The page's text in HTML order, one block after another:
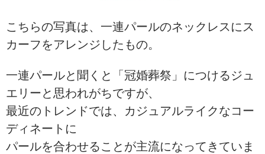
こちらの写真は、一連パールのネックレスにス
カーフをアレンジしたもの。
一連パールと聞くと「冠婚葬祭」につけるジュ
エリーと思われがちですが、
最近のトレンドでは、カジュアルライクなコー
ディネートに
パールを合わせることが主流になってきていま